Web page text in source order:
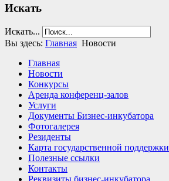
Искать
Искать...
Вы здесь: Главная Новости
Главная
Новости
Конкурсы
Аренда конференц-залов
Услуги
Документы Бизнес-инкубатора
Фотогалерея
Резиденты
Карта государственной поддержки
Полезные ссылки
Контакты
Реквизиты бизнес-инкубатора